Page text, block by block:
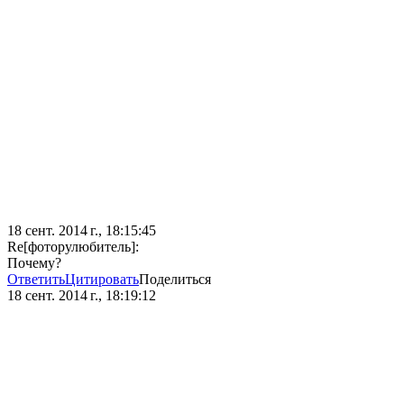
18 сент. 2014 г., 18:15:45
Re[фоторулюбитель]:
Почему?
ОтветитьЦитироватьПоделиться
18 сент. 2014 г., 18:19:12